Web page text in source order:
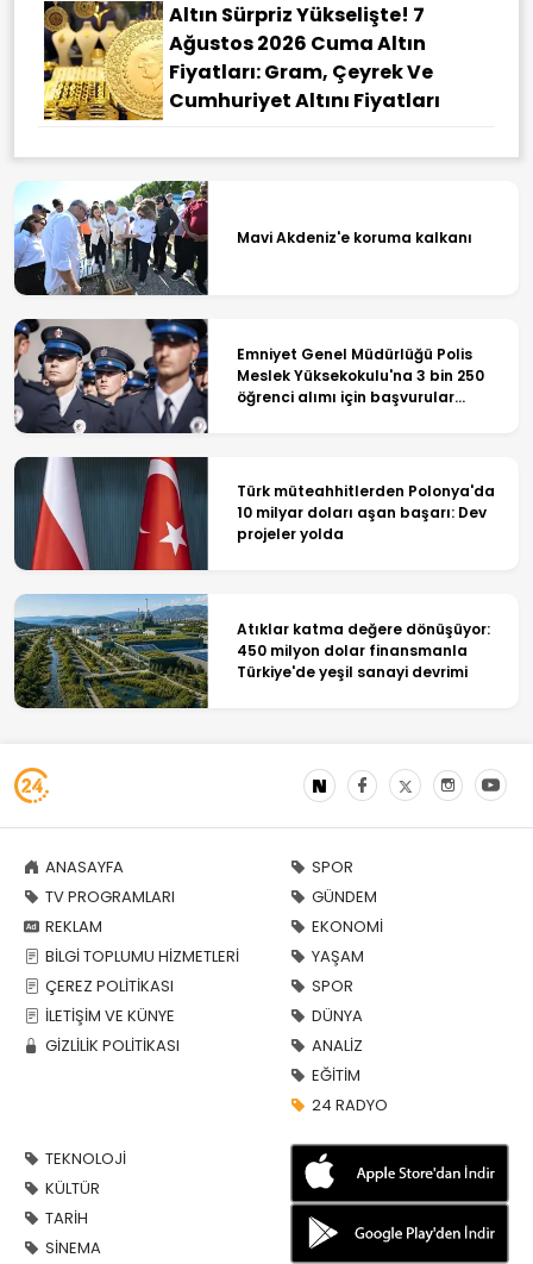
Altın Sürpriz Yükselişte! 7
Ağustos 2026 Cuma Altın
Fiyatları: Gram, Çeyrek Ve
Cumhuriyet Altını Fiyatları
Mavi Akdeniz'e koruma kalkanı
Emniyet Genel Müdürlüğü Polis
Meslek Yüksekokulu'na 3 bin 250
öğrenci alımı için başvurular
Türk müteahhitlerden Polonya'da
10 milyar doları aşan başarı: Dev
projeler yolda
Atıklar katma değere dönüşüyor:
450 milyon dolar finansmanla
Türkiye'de yeşil sanayi devrimi
ANASAYFA
TV PROGRAMLARI
REKLAM
BİLGİ TOPLUMU HİZMETLERİ
ÇEREZ POLİTİKASI
İLETİŞİM VE KÜNYE
GİZLİLİK POLİTİKASI
SPOR
GÜNDEM
EKONOMİ
YAŞAM
SPOR
DÜNYA
ANALİZ
EĞİTİM
24 RADYO
TEKNOLOJİ
KÜLTÜR
TARİH
SİNEMA